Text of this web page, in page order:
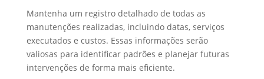
Mantenha um registro detalhado de todas as
manutenções realizadas, incluindo datas, serviços
executados e custos. Essas informações serão
valiosas para identificar padrões e planejar futuras
intervenções de forma mais eficiente.